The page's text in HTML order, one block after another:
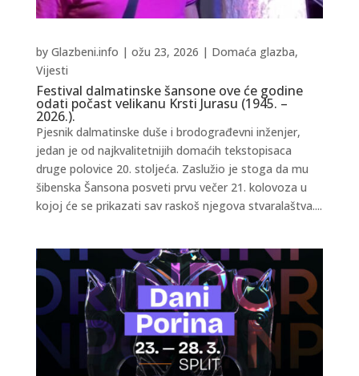
Festival dalmatinske šansone ove će godine
odati počast velikanu Krsti Jurasu (1945. –
2026.).
by Glazbeni.info | ožu 23, 2026 | Domaća glazba,
Vijesti
Pjesnik dalmatinske duše i brodograđevni inženjer,
jedan je od najkvalitetnijih domaćih tekstopisaca
druge polovice 20. stoljeća. Zaslužio je stoga da mu
šibenska Šansona posveti prvu večer 21. kolovoza u
kojoj će se prikazati sav raskoš njegova stvaralaštva....